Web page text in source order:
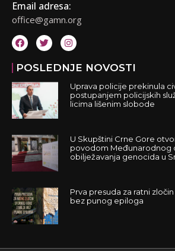
Email adresa:
office@gamn.org
POSLEDNJE NOVOSTI
Uprava policije prekinula
postupanjem policijskih
licima lišenim slobode
U Skupštini Crne Gore
povodom Međunarodnog
obilježavanja genocida u
Prva presuda za ratni
bez punog epiloga